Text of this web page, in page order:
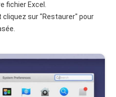
fichier Excel.
sur "Restaurer" pour